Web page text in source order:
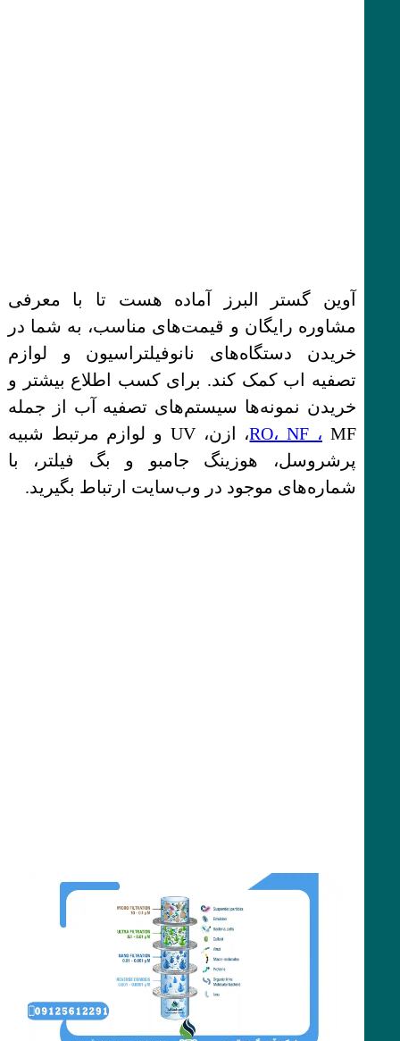
آوین گستر البرز آماده هست تا با معرفی
مشاوره رایگان و قیمت‌های مناسب، به شما در
خریدن دستگاه‌های نانوفیلتراسیون و لوازم
تصفیه اب کمک کند. برای کسب اطلاع بیشتر و
خریدن نمونه‌ها سیستم‌های تصفیه آب از جمله
RO، NF ،
MF، ازن، UV و لوازم مرتبط شبیه
پرشروسل، هوزینگ جامبو و بگ فیلتر، با
شماره‌های موجود در وب‌سایت ارتباط بگیرید.